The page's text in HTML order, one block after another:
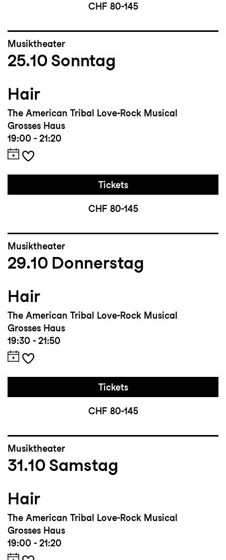
CHF 80-145
Musiktheater
25.10 Sonntag
Hair
The American Tribal Love-Rock Musical
Grosses Haus
19:00 - 21:20
Tickets
CHF 80-145
Musiktheater
29.10 Donnerstag
Hair
The American Tribal Love-Rock Musical
Grosses Haus
19:30 - 21:50
Tickets
CHF 80-145
Musiktheater
31.10 Samstag
Hair
The American Tribal Love-Rock Musical
Grosses Haus
19:00 - 21:20